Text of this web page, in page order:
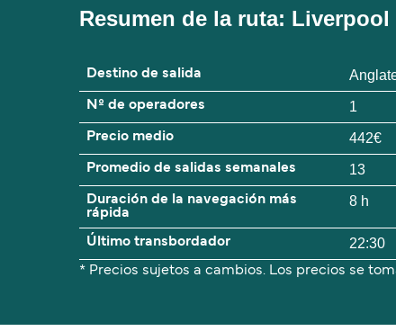
Resumen de la ruta:
Destino de salida
Nº de operadores 1
Precio medio 442€
Promedio de salidas semanales 13
Duración de la navegación más
rápida
8 h
Último transbordador 22:30
* Precios sujetos a cambios. Los precios se